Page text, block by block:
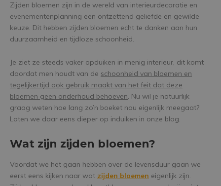
Zijden bloemen zijn in de wereld van interieurdecoratie en
evenementenplanning een ontzettend geliefde en gewilde
keuze. Dit hebben zijden bloemen echt te danken aan hun
duurzaamheid en tijdloze schoonheid.
Je ziet ze steeds vaker opduiken in menig interieur, dit komt
doordat men houdt van de schoonheid van bloemen en
tegelijkertijd ook gebruik maakt van het feit dat deze
bloemen geen onderhoud behoeven. Nu wil je natuurlijk
graag weten hoe lang zo’n boeket nou eigenlijk meegaat?
Laten we daar eens dieper op induiken in onze blog.
Wat zijn zijden bloemen?
Voordat we het gaan hebben over de levensduur gaan we
eerst eens kijken naar wat zijden bloemen eigenlijk zijn.